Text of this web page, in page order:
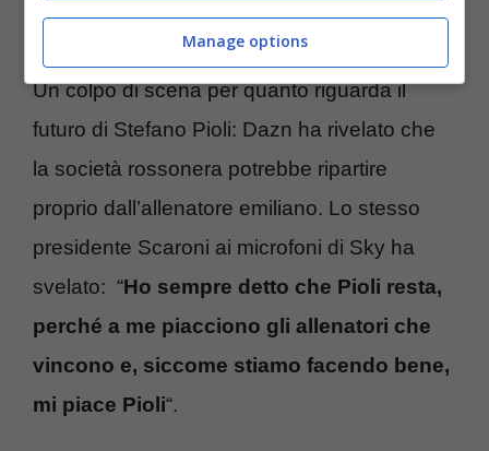
Un colpo di scena per quanto riguarda il
futuro di Stefano Pioli: Dazn ha rivelato che
la società rossonera potrebbe ripartire
proprio dall’allenatore emiliano. Lo stesso
presidente Scaroni ai microfoni di Sky ha
svelato: “Ho sempre detto che Pioli resta,
perché a me piacciono gli allenatori che
vincono e, siccome stiamo facendo bene,
mi piace Pioli“.
Manage options